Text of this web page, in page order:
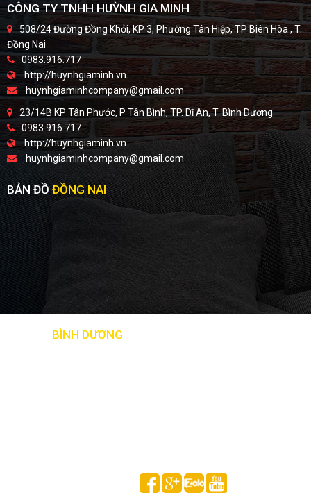
CÔNG TY TNHH HUỲNH GIA MINH
508/24 Đường Đồng Khởi, KP 3, Phường Tân Hiệp, TP Biên Hòa , T.
Đồng Nai
0983.916.717
http://huynhgiaminh.vn
huynhgiaminhcompany@gmail.com
23/14B KP Tân Phước, P Tân Bình, TP. Dĩ An, T. Bình Dương.
0983.916.717
http://huynhgiaminh.vn
huynhgiaminhcompany@gmail.com
BẢN ĐỒĐỒNG NAI
BÌNH DƯƠNG